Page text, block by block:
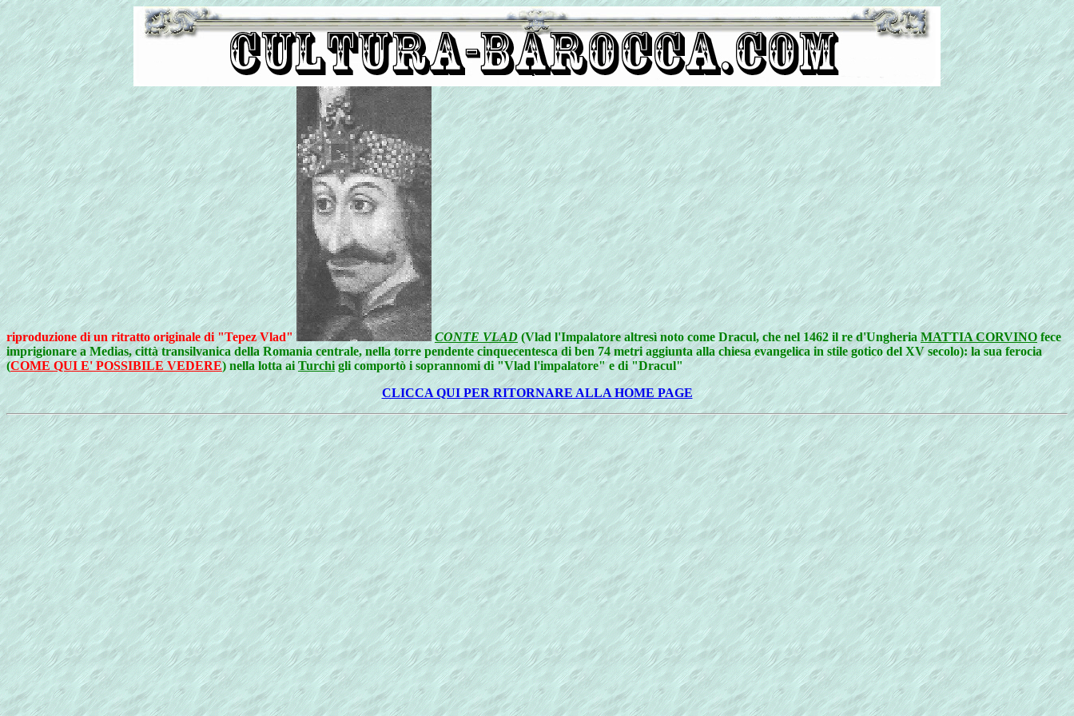
riproduzione di un ritratto originale di "Tepez Vlad" CONTE VLAD(Vlad l'Impalatore altresì noto come Dracul, che nel 1462 il re d'Ungheria MATTIA CORVINO fece
imprigionare a Medias, città transilvanica della Romania centrale, nella torre pendente cinquecentesca di ben 74 metri aggiunta alla chiesa evangelica in stile gotico del XV secolo): la sua ferocia
(COME QUI E' POSSIBILE VEDERE) nella lotta ai Turchigli comportò i soprannomi di "Vlad l'impalatore" e di "Dracul"
CLICCA QUI PER RITORNARE ALLA HOME PAGE